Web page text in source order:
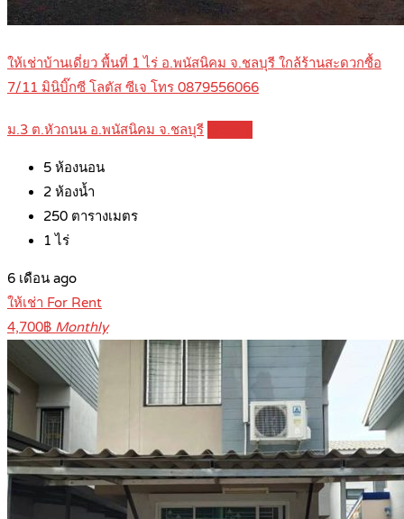
ให้เช่าบ้านเดี่ยว พื้นที่ 1 ไร่ อ.พนัสนิคม จ.ชลบุรี ใกล้ร้านสะดวกซื้อ
7/11 มินิบิ๊กซี โลตัส ซีเจ โทร 0879556066
ม.3 ต.หัวถนน อ.พนัสนิคม จ.ชลบุรี
5 ห้องนอน
2 ห้องน้ำ
250 ตารางเมตร
1 ไร่
6 เดือน ago
ให้เช่า For Rent
4,700฿ Monthly